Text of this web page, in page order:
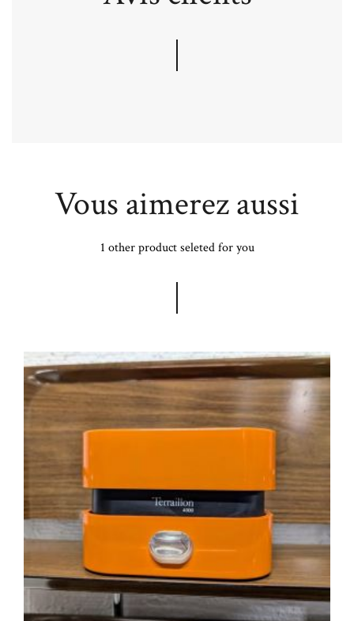
Vous aimerez aussi
1 other product seleted for you